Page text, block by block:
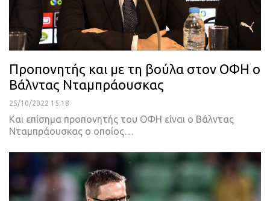
Προπονητής και με τη βούλα στον ΟΦΗ ο
Βάλντας Νταμπράουσκας
25/10/2022 15:18
Και επίσημα προπονητής του ΟΦΗ είναι ο Βάλντας
Νταμπράουσκας ο οποίος